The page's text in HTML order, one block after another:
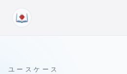
ユースケース